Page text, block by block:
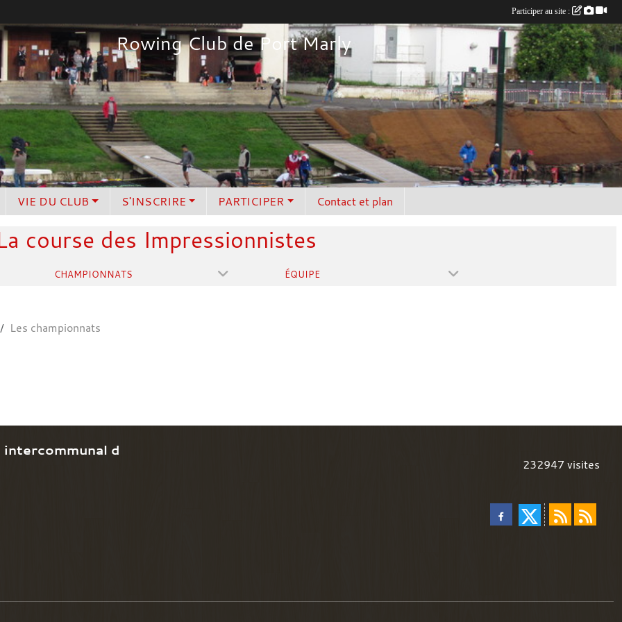
Rowing Club de Port Marly
VIE DU CLUB S'INSCRIRE PARTICIPER Contact et plan
course des Impressionnistes
CHAMPIONNATS ÉQUIPE
Les championnats
d
232947visites
Participer au site :